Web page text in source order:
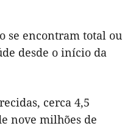
se encontram total ou
desde o início da
cerca 4,5
nove milhões de